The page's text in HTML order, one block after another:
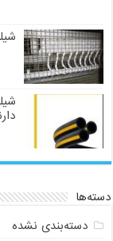
دسته‌ها
دسته‌بندی نشده